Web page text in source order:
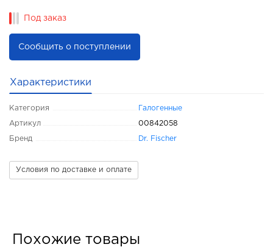
Под заказ
Сообщить о поступлении
Характеристики
Категория Галогенные
Артикул 00842058
Бренд Dr. Fischer
Условия по доставке и оплате
Похожие товары